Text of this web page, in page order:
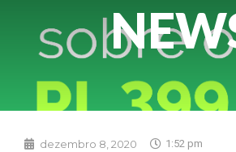
dezembro 8, 2020 1:52 pm